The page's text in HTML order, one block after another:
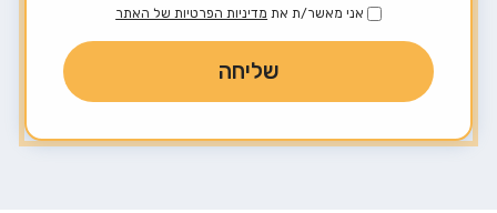
אני מאשר/ת את מדיניות הפרטיות של האתר